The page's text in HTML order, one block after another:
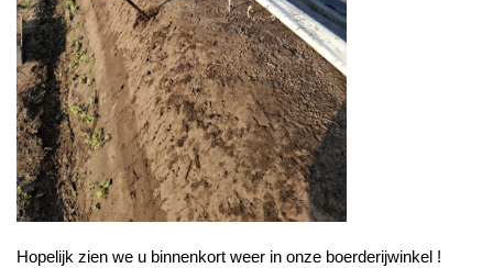
Hopelijk zien we u binnenkort weer in onze boerderijwinkel !